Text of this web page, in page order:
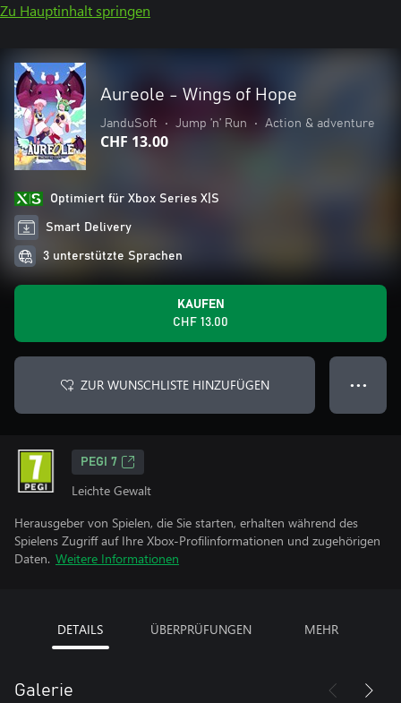
Zu Hauptinhalt springen
Aureole - Wings of Hope
JanduSoft • Jump ’n’ Run • Action & adventure
CHF 13.00
Optimiert für Xbox Series X|S
Smart Delivery
3 unterstützte Sprachen
KAUFEN
CHF 13.00
ZUR WUNSCHLISTE HINZUFÜGEN ● ● ●
PEGI 7
Leichte Gewalt
Herausgeber von Spielen, die Sie starten, erhalten während des
Spielens Zugriff auf Ihre Xbox-Profilinformationen und zugehörigen
Daten. Weitere Informationen
DETAILS ÜBERPRÜFUNGEN MEHR
Galerie